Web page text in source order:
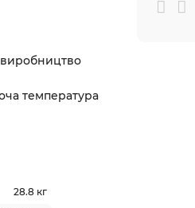
виробництво
температура
28.8 кг